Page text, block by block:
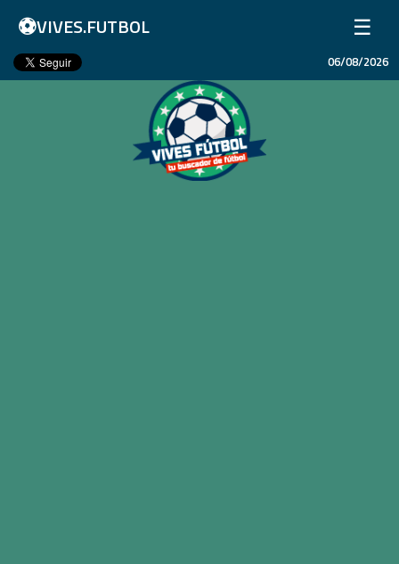
⚽VIVES.FUTBOL ☰
Inicio
06/08/2026